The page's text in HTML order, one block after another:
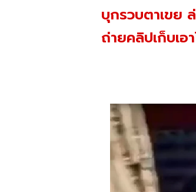
บุกรวบตาเขย
ถ่ายคลิปเก็บเอ